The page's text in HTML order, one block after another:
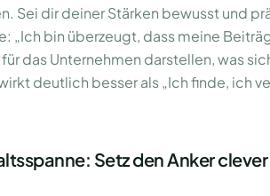
Sei dir deiner Stärken bewusst und
„Ich bin überzeugt, dass meine
das Unternehmen darstellen, was
deutlich besser als „Ich finde, ich
Setz den Anker clever